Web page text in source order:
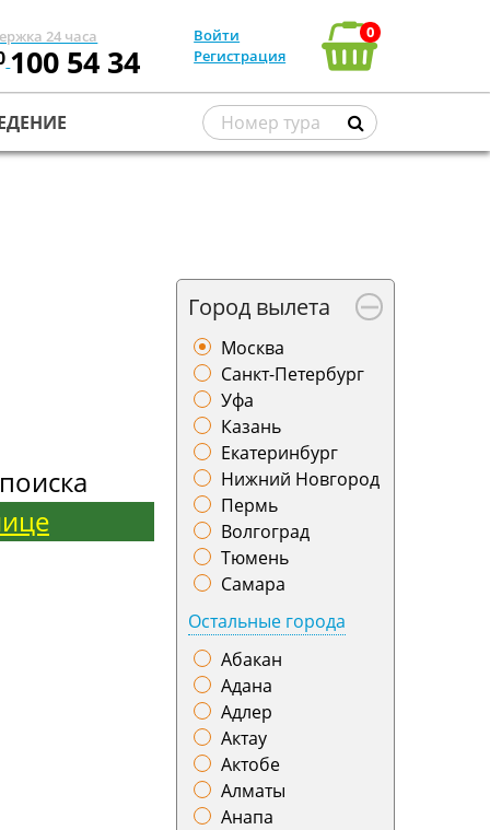
24 часа
100 54 34
Войти
Регистрация
0
Город вылета
Москва
Санкт-Петербург
Уфа
Казань
Екатеринбург
Нижний Новгород
Пермь
Волгоград
Тюмень
Самара
Остальные города
Абакан
Адана
Адлер
Актау
Актобе
Алматы
Анапа